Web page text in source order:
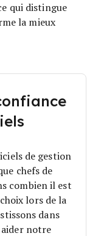
qui distingue
la mieux
de gestion
chefs de
combien il est
lors de la
dans
notre